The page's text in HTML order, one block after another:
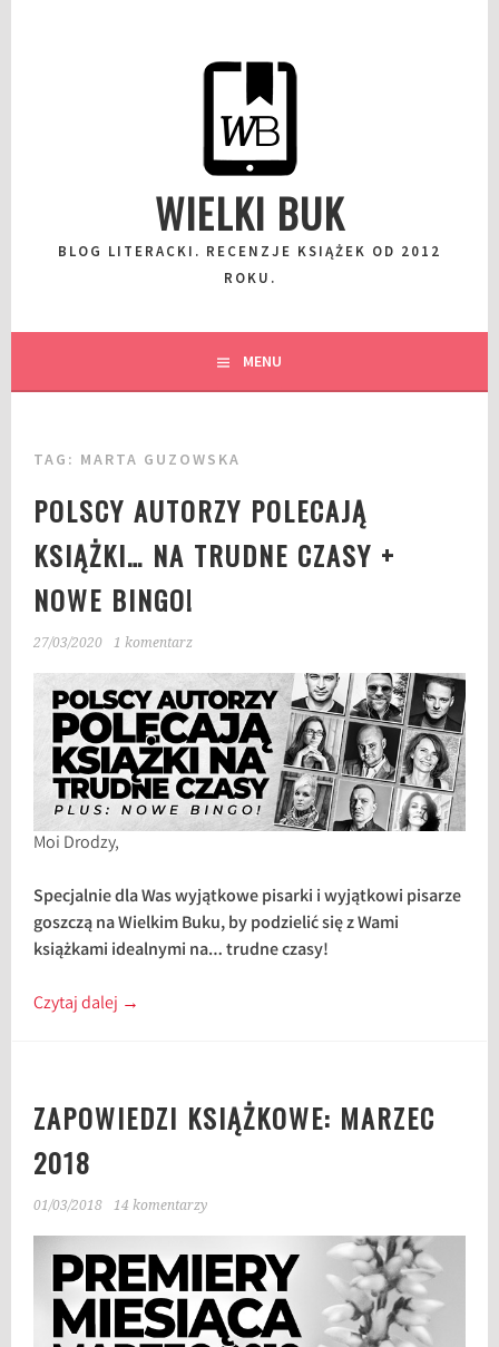
WIELKI BUK
BLOG LITERACKI. RECENZJE KSIĄŻEK OD 2012
ROKU.
MENU
TAG: MARTA GUZOWSKA
POLSCY AUTORZY POLECAJĄ
KSIĄŻKI… NA TRUDNE CZASY +
NOWE BINGO!
27/03/2020 1 komentarz
Moi Drodzy,
Specjalnie dla Was wyjątkowe pisarki i wyjątkowi pisarze
goszczą na Wielkim Buku, by podzielić się z Wami
książkami idealnymi na… trudne czasy!
Czytaj dalej →
ZAPOWIEDZI KSIĄŻKOWE: MARZEC
2018
01/03/2018 14 komentarzy